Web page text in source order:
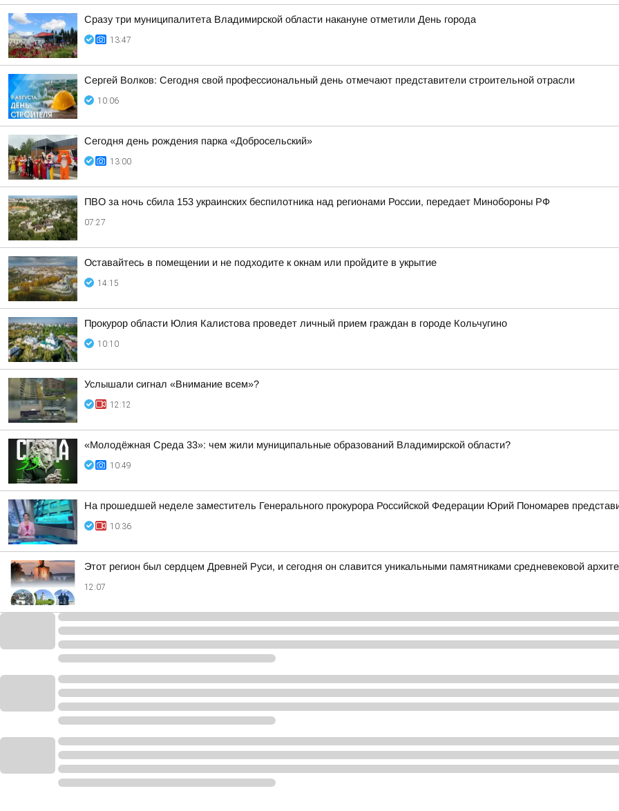
Сразу три муниципалитета Владимирской области накануне отметили День города
13:47
Сергей Волков: Сегодня свой профессиональный день отмечают представители строительной отрасли
10:06
Сегодня день рождения парка «Добросельский»
13:00
ПВО за ночь сбила 153 украинских беспилотника над регионами России, передает Минобороны РФ
07:27
Оставайтесь в помещении и не подходите к окнам или пройдите в укрытие
14:15
Прокурор области Юлия Калистова проведет личный прием граждан в городе Кольчугино
10:10
Услышали сигнал «Внимание всем»?
12:12
«Молодёжная Среда 33»: чем жили муниципальные образований Владимирской области?
10:49
На прошедшей неделе заместитель Генерального прокурора Российской Федерации Юрий Пономарев
10:36
Этот регион был сердцем Древней Руси, и сегодня он славится уникальными памятниками средневековой
12:07